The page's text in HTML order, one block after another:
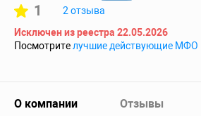
1
2 отзыва
Исключен из реестра 22.05.2026
Посмотрителучшие действующие МФО
О компании Отзывы